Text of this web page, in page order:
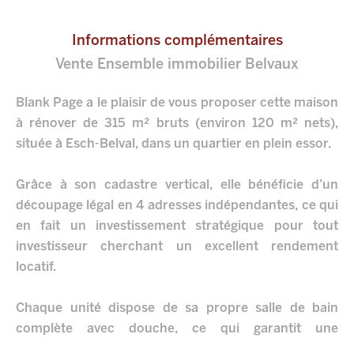
Informations complémentaires
Vente Ensemble immobilier Belvaux
Blank Page a le plaisir de vous proposer cette maison
à rénover de 315 m² bruts (environ 120 m² nets),
située à Esch-Belval, dans un quartier en plein essor.
Grâce à son cadastre vertical, elle bénéficie d’un
découpage légal en 4 adresses indépendantes, ce qui
en fait un investissement stratégique pour tout
investisseur cherchant un excellent rendement
locatif.
Chaque unité dispose de sa propre salle de bain
complète avec douche, ce qui garantit une